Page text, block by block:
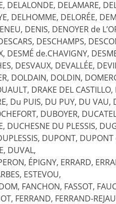
DELALONDE, DELAMARE,
DELHOMME, DELORÉE,
DENIS, DENOYER de
DESCHAMPS,
DESMÉ de.CHAVIGNY,
DESVAUX, DEVALLÉE,
DOLDAIN, DOLDIN,
DRAKE DEL
Du PUIS, DU PUY, DU VAU,
DUBOYER,
DUCHESNE DU PLESSIS,
DUPONT,
DUVAL,
ÉPIGNY, ERRARD,
ESTEVOU,
FANCHON, FASSOT,
FERRAND, FERRAND-